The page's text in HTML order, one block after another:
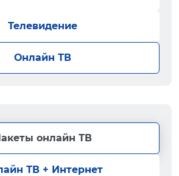
Телевидение
Онлайн ТВ
онлайн ТВ
ТВ + Интернет